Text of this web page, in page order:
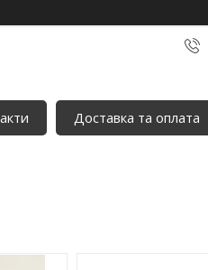
Доставка та оплата